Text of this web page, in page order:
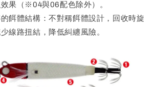
果（※04與06配色除外）。
餌體結構：不對稱餌體設計，回收時旋
線路扭結，降低糾纏風險。